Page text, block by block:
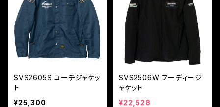
SVS2605S コーチジャケッ
ト
¥25,300
SVS2506W フーディージ
ャケット
¥22,528